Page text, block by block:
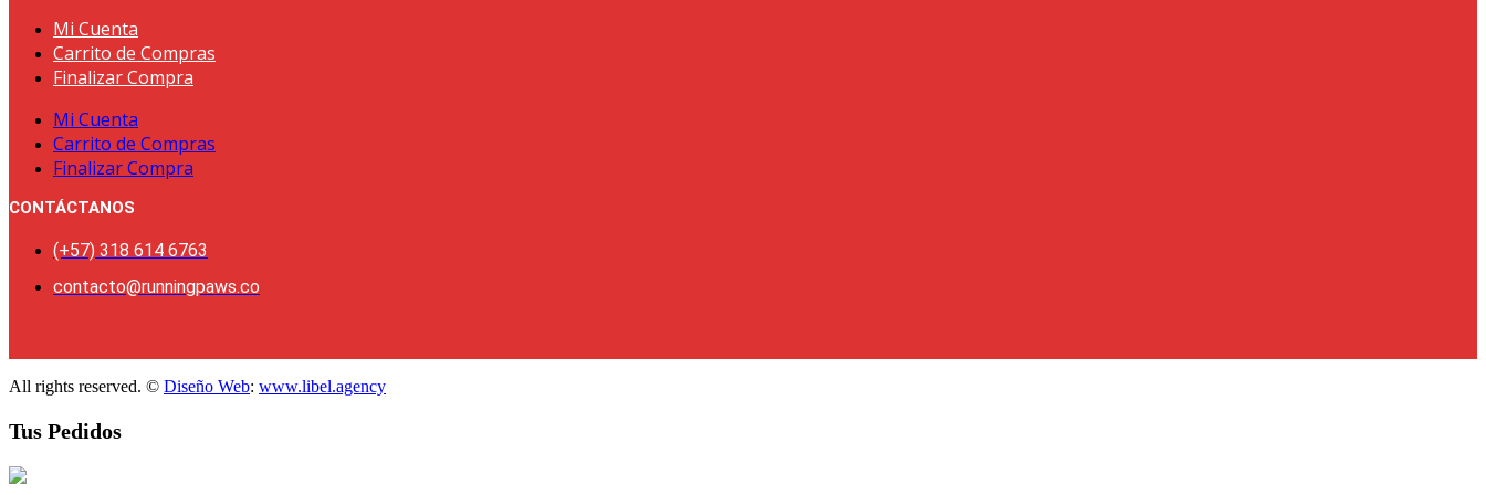
Mi Cuenta
Carrito de Compras
Finalizar Compra
Mi Cuenta
Carrito de Compras
Finalizar Compra
CONTÁCTANOS
(+57) 318 614 6763
contacto@runningpaws.co
All rights reserved. © Diseño Web: www.libel.agency
Tus Pedidos